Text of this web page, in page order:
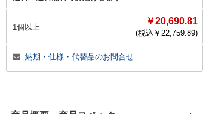
1個以上
￥20,690.81
(税込￥ 22,759.89)
納期・仕様・代替品のお問合せ